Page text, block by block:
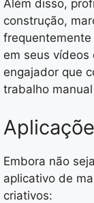
Além disso,
construção,
em seus
engajador que
trabalho
Embora não
aplicativo de
criativos: